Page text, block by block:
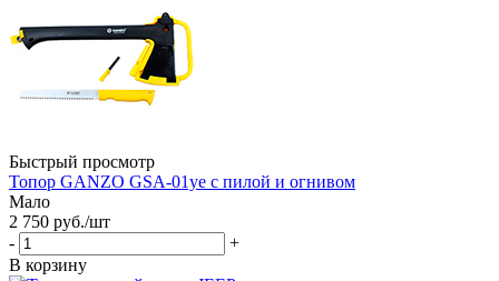
Быстрый просмотр
Топор GANZO GSA-01ye с пилой и огнивом
Мало
2 750 руб./шт
-
+
В корзину